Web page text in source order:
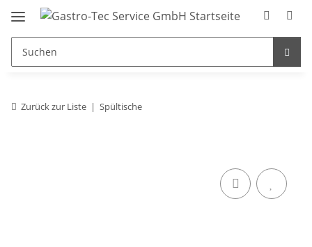
Zurück zur Liste Spültische